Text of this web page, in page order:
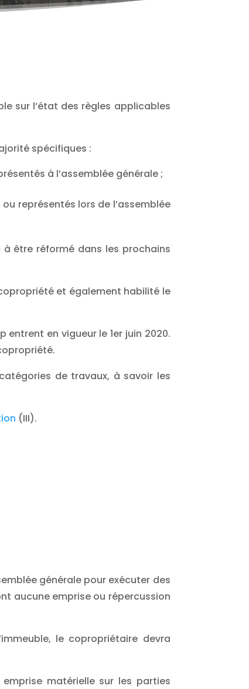
sur l’état des règles applicables
spécifiques :
à l’assemblée générale ;
représentés lors de l’assemblée
être réformé dans les prochains
et également habilité le
en vigueur le 1er juin 2020.
de travaux, à savoir les
(III).
générale pour exécuter des
aucune emprise ou répercussion
le copropriétaire devra
matérielle sur les parties